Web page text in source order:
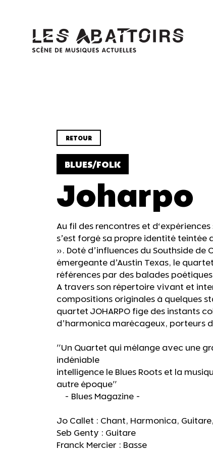
RETOUR
BLUES/FOLK
Joharpo
Au fil des rencontres et d‘expériences
s’est forgé sa propre identité teintée
». Doté d’influences du Southside de
émergeante d’Austin Texas, le
références par des balades
A travers son répertoire vivant et
compositions originales à quelques
quartet JOHARPO fige des instants
d’harmonica marécageux, porteurs
"Un Quartet qui mélange avec une
indéniable
intelligence le Blues Roots et la
autre époque"
- Blues Magazine -
Jo Callet : Chant, Harmonica,
Seb Genty : Guitare
Franck Mercier :